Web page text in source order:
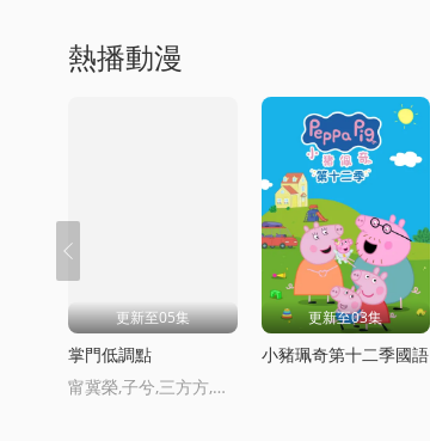
熱播動漫
更新至05集
掌門低調點
甯冀榮,子兮,三方方,囚,茯西西,磊子,荻鞦,徐阿木,榮枯,亨通,旦暮
更新至03集
小豬珮奇第十二季國語